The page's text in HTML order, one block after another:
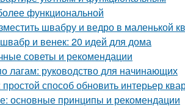
функциональной
швабру и ведро в маленькой
и венек: 20 идей для дома
советы и рекомендации
лагам: руководство для начинающих
способ обновить интерьер
основные принципы и рекомендации